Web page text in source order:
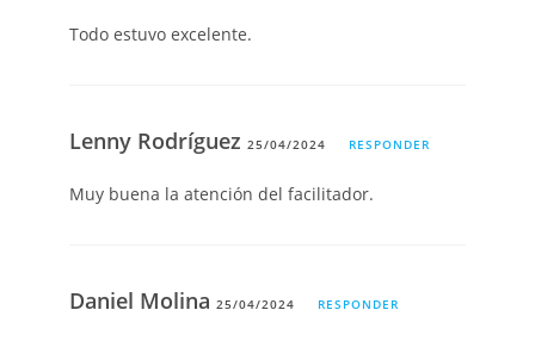
Todo estuvo excelente.
Lenny Rodríguez25/04/2024 RESPONDER
Muy buena la atención del facilitador.
Daniel Molina25/04/2024 RESPONDER